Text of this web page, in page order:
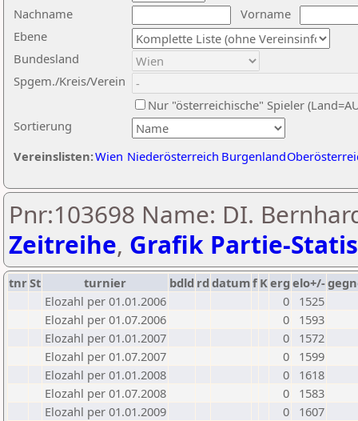
Nachname
Vorname
Ebene
Sortierung
Bundesland
Spgem./Kreis/Verein
Nur "österreichische" Spieler
Vereinslisten:Wien Niederösterreich Burgenland
Pnr:103698 Name: DI.
Zeitreihe, Grafik Partie-
tnrSt turnier bdld rd datumf Kerg elo+/-
Elozahl per 01.01.2006
0
1525
Elozahl per 01.07.2006
0
1593
Elozahl per 01.01.2007
0
1572
Elozahl per 01.07.2007
0
1599
Elozahl per 01.01.2008
0
1618
Elozahl per 01.07.2008
0
1583
Elozahl per 01.01.2009
0
1607